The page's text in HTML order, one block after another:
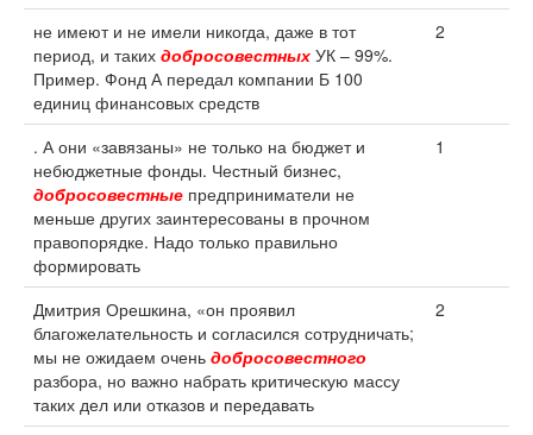
не имеют и не имели никогда, даже в тот
период, и таких добросовестных УК – 99%.
Пример. Фонд А передал компании Б 100
единиц финансовых средств
2
. А они «завязаны» не только на бюджет и
небюджетные фонды. Честный бизнес,
добросовестные предприниматели не
меньше других заинтересованы в прочном
правопорядке. Надо только правильно
формировать
1
Дмитрия Орешкина, «он проявил
благожелательность и согласился сотрудничать;
мы не ожидаем очень добросовестного
разбора, но важно набрать критическую массу
таких дел или отказов и передавать
2